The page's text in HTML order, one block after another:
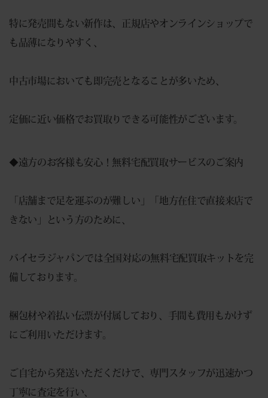
特に発売間もない新作は、正規店やオンラインショップで
も品薄になりやすく、
中古市場においても即完売となることが多いため、
定価に近い価格でお買取りできる可能性がございます。
◆遠方のお客様も安心！無料宅配買取サービスのご案内
「店舗まで足を運ぶのが難しい」「地方在住で直接来店で
きない」という方のために、
バイセラジャパンでは全国対応の無料宅配買取キットを完
備しております。
梱包材や着払い伝票が付属しており、手間も費用もかけず
にご利用いただけます。
ご自宅から発送いただくだけで、専門スタッフが迅速かつ
丁寧に査定を行い、